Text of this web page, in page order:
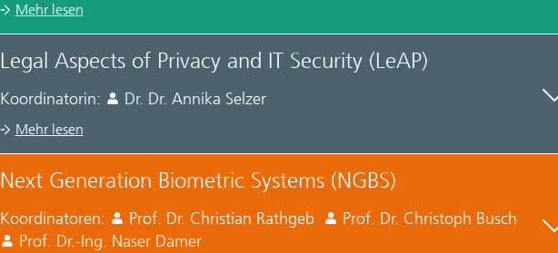
Mehr lesen
Legal Aspects of Privacy and IT Security (LeAP)
Koordinatorin: Dr. Dr. Annika Selzer
Mehr lesen
Next Generation Biometric Systems (NGBS)
Koordinatoren: Prof. Dr. Christian Rathgeb
Prof. Dr. Christoph Busch
Prof. Dr.-Ing. Naser Damer